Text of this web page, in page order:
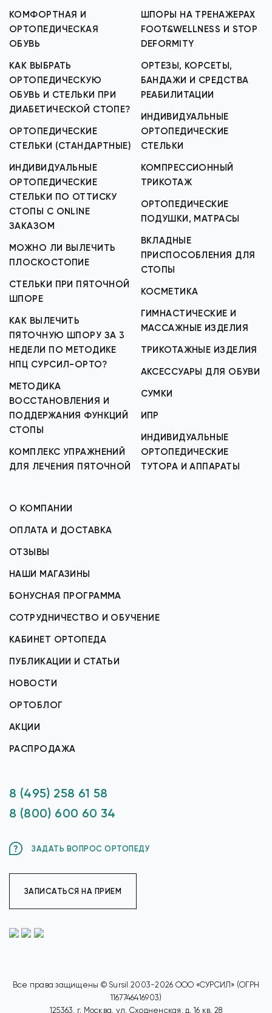
КОМФОРТНАЯ И
ОРТОПЕДИЧЕСКАЯ
ОБУВЬ
КАК ВЫБРАТЬ
ОРТОПЕДИЧЕСКУЮ
ОБУВЬ И СТЕЛЬКИ ПРИ
ДИАБЕТИЧЕСКОЙ СТОПЕ?
ОРТОПЕДИЧЕСКИЕ
СТЕЛЬКИ (СТАНДАРТНЫЕ)
ИНДИВИДУАЛЬНЫЕ
ОРТОПЕДИЧЕСКИЕ
СТЕЛЬКИ ПО ОТТИСКУ
СТОПЫ С ONLINE
ЗАКАЗОМ
МОЖНО ЛИ ВЫЛЕЧИТЬ
ПЛОСКОСТОПИЕ
СТЕЛЬКИ ПРИ ПЯТОЧНОЙ
ШПОРЕ
КАК ВЫЛЕЧИТЬ
ПЯТОЧНУЮ ШПОРУ ЗА 3
НЕДЕЛИ ПО МЕТОДИКЕ
НПЦ СУРСИЛ-ОРТО?
МЕТОДИКА
ВОССТАНОВЛЕНИЯ И
ПОДДЕРЖАНИЯ ФУНКЦИЙ
СТОПЫ
КОМПЛЕКС УПРАЖНЕНИЙ
ДЛЯ ЛЕЧЕНИЯ ПЯТОЧНОЙ
ШПОРЫ НА ТРЕНАЖЕРАХ
FOOT&WELLNESS И STOP
DEFORMITY
ОРТЕЗЫ, КОРСЕТЫ,
БАНДАЖИ И СРЕДСТВА
РЕАБИЛИТАЦИИ
ИНДИВИДУАЛЬНЫЕ
ОРТОПЕДИЧЕСКИЕ
СТЕЛЬКИ
КОМПРЕССИОННЫЙ
ТРИКОТАЖ
ОРТОПЕДИЧЕСКИЕ
ПОДУШКИ, МАТРАСЫ
ВКЛАДНЫЕ
ПРИСПОСОБЛЕНИЯ ДЛЯ
СТОПЫ
КОСМЕТИКА
ГИМНАСТИЧЕСКИЕ И
МАССАЖНЫЕ ИЗДЕЛИЯ
ТРИКОТАЖНЫЕ ИЗДЕЛИЯ
АКСЕССУАРЫ ДЛЯ ОБУВИ
СУМКИ
ИПР
ИНДИВИДУАЛЬНЫЕ
ОРТОПЕДИЧЕСКИЕ
ТУТОРА И АППАРАТЫ
О КОМПАНИИ
ОПЛАТА И ДОСТАВКА
ОТЗЫВЫ
НАШИ МАГАЗИНЫ
БОНУСНАЯ ПРОГРАММА
СОТРУДНИЧЕСТВО И ОБУЧЕНИЕ
КАБИНЕТ ОРТОПЕДА
ПУБЛИКАЦИИ И СТАТЬИ
НОВОСТИ
ОРТОБЛОГ
АКЦИИ
РАСПРОДАЖА
8 (495) 258 61 58
8 (800) 600 60 34
ЗАДАТЬ ВОПРОС ОРТОПЕДУ
ЗАПИСАТЬСЯ НА ПРИЕМ
Все права защищены © Sursil 2003-2026 ООО «СУРСИЛ» (ОГРН
1167746416903)
125363, г. Москва, ул. Сходненская, д. 16 кв. 28